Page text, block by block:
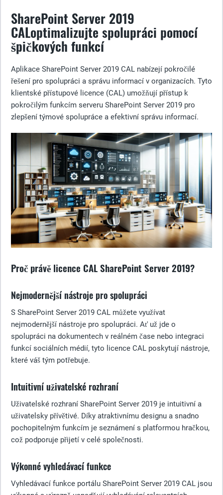
SharePoint Server 2019
CALoptimalizujte spolupráci pomocí
špičkových funkcí
Aplikace SharePoint Server 2019 CAL nabízejí pokročilé
řešení pro spolupráci a správu informací v organizacích. Tyto
klientské přístupové licence (CAL) umožňují přístup k
pokročilým funkcím serveru SharePoint Server 2019 pro
zlepšení týmové spolupráce a efektivní správu informací.
Proč právě licence CAL SharePoint Server 2019?
Nejmodernější nástroje pro spolupráci
S SharePoint Server 2019 CAL můžete využívat
nejmodernější nástroje pro spolupráci. Ať už jde o
spolupráci na dokumentech v reálném čase nebo integraci
funkcí sociálních médií, tyto licence CAL poskytují nástroje,
které váš tým potřebuje.
Intuitivní uživatelské rozhraní
Uživatelské rozhraní SharePoint Server 2019 je intuitivní a
uživatelsky přívětivé. Díky atraktivnímu designu a snadno
pochopitelným funkcím je seznámení s platformou hračkou,
což podporuje přijetí v celé společnosti.
Výkonné vyhledávací funkce
Vyhledávací funkce portálu SharePoint Server 2019 CAL jsou